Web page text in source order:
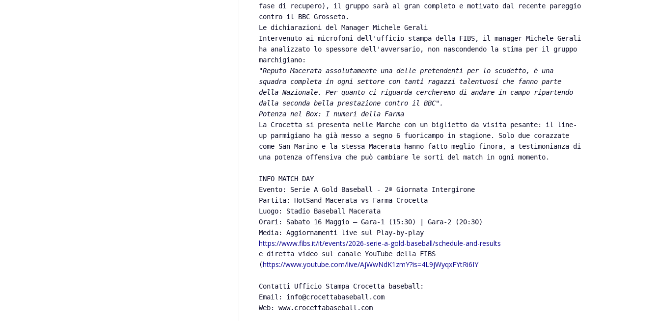
fase di recupero), il gruppo sarà al gran completo e motivato dal recente pareggio
contro il BBC Grosseto.
​Le dichiarazioni del Manager Michele Gerali
​Intervenuto ai microfoni dell'ufficio stampa della FIBS, il manager Michele Gerali
ha analizzato lo spessore dell'avversario, non nascondendo la stima per il gruppo
marchigiano:
​"Reputo Macerata assolutamente una delle pretendenti per lo scudetto, è una
squadra completa in ogni settore con tanti ragazzi talentuosi che fanno parte
della Nazionale. Per quanto ci riguarda cercheremo di andare in campo ripartendo
dalla seconda bella prestazione contro il BBC".
​Potenza nel Box: I numeri della Farma
​La Crocetta si presenta nelle Marche con un biglietto da visita pesante: il line-
up parmigiano ha già messo a segno 6 fuoricampo in stagione. Solo due corazzate
come San Marino e la stessa Macerata hanno fatto meglio finora, a testimonianza di
una potenza offensiva che può cambiare le sorti del match in ogni momento.
​INFO MATCH DAY
​Evento: Serie A Gold Baseball - 2ª Giornata Intergirone
​Partita: HotSand Macerata vs Farma Crocetta
​Luogo: Stadio Baseball Macerata
​Orari: Sabato 16 Maggio – Gara-1 (15:30) | Gara-2 (20:30)
https://www.fibs.it/it/events/2026-serie-a-gold-baseball/schedule-and-results
e diretta video sul canale YouTube della FIBS
(https://www.youtube.com/live/AjWwNdK1zmY?is=4L9jWyqxFYtRi6IY
​Contatti Ufficio Stampa Crocetta baseball:
Email: info@crocettabaseball.com
Web: www.crocettabaseball.com